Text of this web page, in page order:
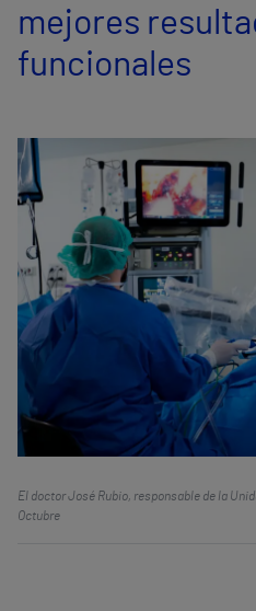
Información útil
mejores
funcionales
El doctor José Rubio, responsable de la
Octubre